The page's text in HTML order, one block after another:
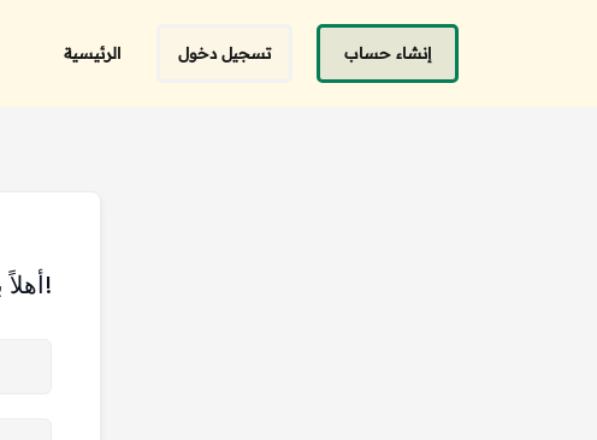
الرئيسية تسجيل دخول إنشاء حساب
أهلاً بك مرة أخرى!